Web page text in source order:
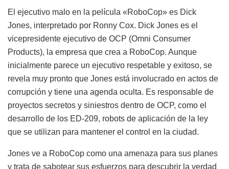
El ejecutivo malo en la película «RoboCop» es Dick
Jones, interpretado por Ronny Cox. Dick Jones es el
vicepresidente ejecutivo de OCP (Omni Consumer
Products), la empresa que crea a RoboCop. Aunque
inicialmente parece un ejecutivo respetable y exitoso, se
revela muy pronto que Jones está involucrado en actos de
corrupción y tiene una agenda oculta. Es responsable de
proyectos secretos y siniestros dentro de OCP, como el
desarrollo de los ED-209, robots de aplicación de la ley
que se utilizan para mantener el control en la ciudad.
Jones ve a RoboCop como una amenaza para sus planes
y trata de sabotear sus esfuerzos para descubrir la verdad